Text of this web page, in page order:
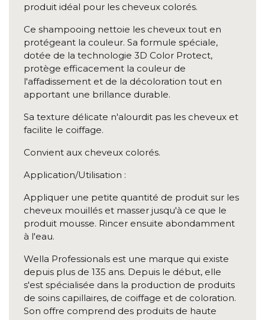
produit idéal pour les cheveux colorés.
Ce shampooing nettoie les cheveux tout en
protégeant la couleur. Sa formule spéciale,
dotée de la technologie 3D Color Protect,
protège efficacement la couleur de
l'affadissement et de la décoloration tout en
apportant une brillance durable.
Sa texture délicate n'alourdit pas les cheveux et
facilite le coiffage.
Convient aux cheveux colorés.
Application/Utilisation :
Appliquer une petite quantité de produit sur les
cheveux mouillés et masser jusqu'à ce que le
produit mousse. Rincer ensuite abondamment
à l'eau.
Wella Professionals est une marque qui existe
depuis plus de 135 ans. Depuis le début, elle
s'est spécialisée dans la production de produits
de soins capillaires, de coiffage et de coloration.
Son offre comprend des produits de haute